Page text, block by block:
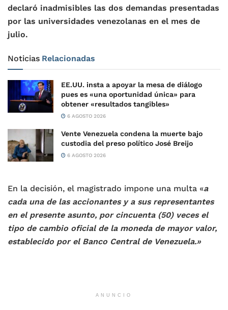
declaró inadmisibles las dos demandas presentadas
por las universidades venezolanas en el mes de
julio.
Noticias Relacionadas
EE.UU. insta a apoyar la mesa de diálogo
pues es «una oportunidad única» para
obtener «resultados tangibles»
6 AGOSTO 2026
Vente Venezuela condena la muerte bajo
custodia del preso político José Breijo
6 AGOSTO 2026
En la decisión, el magistrado impone una multa «a
cada una de las accionantes y a sus representantes
en el presente asunto, por cincuenta (50) veces el
tipo de cambio oficial de la moneda de mayor valor,
establecido por el Banco Central de Venezuela.»
ANUNCIO